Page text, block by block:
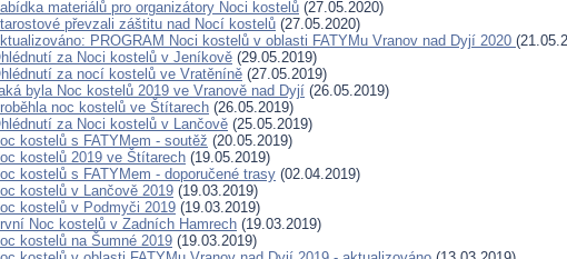
materiálů pro organizátory Noci kostelů (27.05.2020)
převzali záštitu nad Nocí kostelů (27.05.2020)
PROGRAM Noci kostelů v oblasti FATYMu Vranov nad Dyjí 2020
za Noci kostelů v Jeníkově (29.05.2019)
za nocí kostelů ve Vratěníně (27.05.2019)
byla Noc kostelů 2019 ve Vranově nad Dyjí (26.05.2019)
noc kostelů ve Štítarech (26.05.2019)
za Noci kostelů v Lančově (25.05.2019)
kostelů s FATYMem - soutěž (20.05.2019)
kostelů 2019 ve Štítarech (19.05.2019)
kostelů s FATYMem - doporučené trasy (02.04.2019)
kostelů v Lančově 2019 (19.03.2019)
kostelů v Podmyči 2019 (19.03.2019)
Noc kostelů v Zadních Hamrech (19.03.2019)
kostelů na Šumné 2019 (19.03.2019)